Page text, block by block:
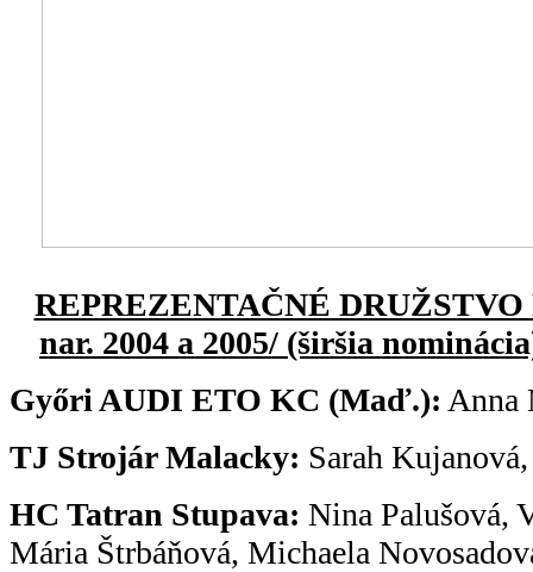
REPREZENTAČNÉ
nar. 2004 a 2005/ (širšia
Győri AUDI ETO KC (Maď.): Anna
TJ Strojár Malacky: Sarah
HC Tatran Stupava: Nina Palušová,
Mária Štrbáňová, Michaela